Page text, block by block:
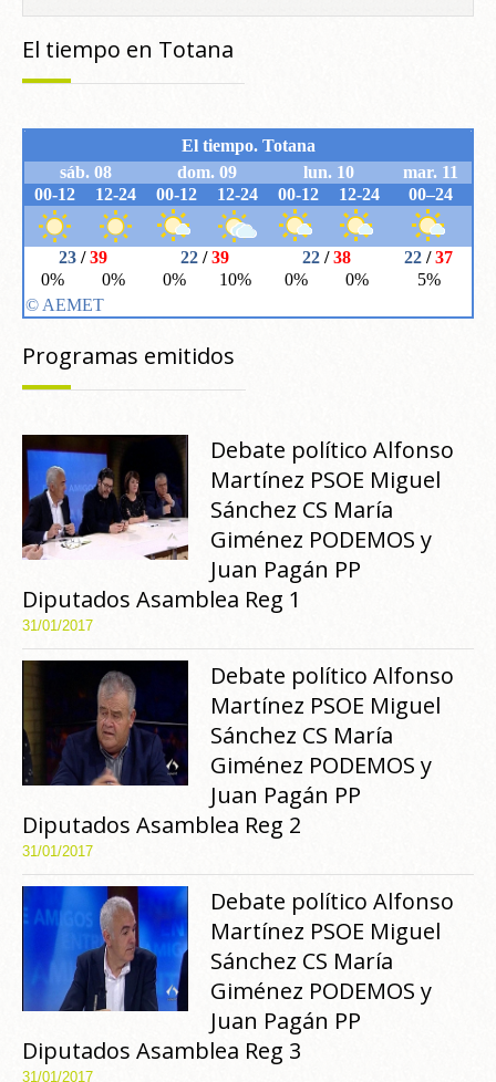
Programas emitidos
Debate político Alfonso
Martínez PSOE Miguel
Sánchez CS María
Giménez PODEMOS y
Juan Pagán PP
Diputados Asamblea Reg 1
31/01/2017
Debate político Alfonso
Martínez PSOE Miguel
Sánchez CS María
Giménez PODEMOS y
Juan Pagán PP
Diputados Asamblea Reg 2
31/01/2017
Debate político Alfonso
Martínez PSOE Miguel
Sánchez CS María
Giménez PODEMOS y
Juan Pagán PP
Diputados Asamblea Reg 3
31/01/2017
El tiempo en Totana